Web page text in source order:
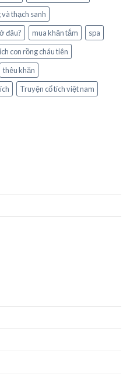
thạch sanh
đâu? mua khăn tắm
spa
con rồng cháu tiên
thêu khăn
Truyện cổ tích việt nam